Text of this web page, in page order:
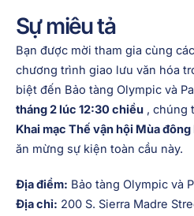
Sự miêu tả
Bạn được mời tham gia cùng
chương trình giao lưu văn hóa
biệt đến Bảo tàng Olympic và
tháng 2 lúc 12:30 chiều , chúng
Khai mạc Thế vận hội Mùa
ăn mừng sự kiện toàn cầu này.
Địa điểm: Bảo tàng Olympic và
Địa chỉ: 200 S. Sierra Madre